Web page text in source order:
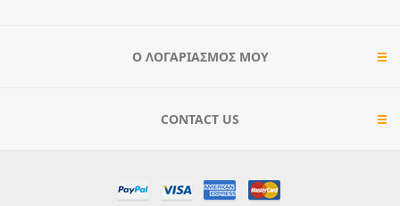
Ο ΛΟΓΑΡΙΑΣΜΌΣ ΜΟΥ
CONTACT US